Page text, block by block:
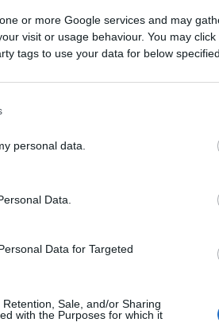
or more Google services and may
visit or usage behaviour. You may
tags to use your data for below
personal data.
Data.
Data for Targeted
Sale, and/or Sharing
with the Purposes for which it
elkészült, bámulatos képi világú film, a
olyan, nagy költségvetésű (19 Mrd forint)
(https://hu.wikipedia.org/wiki/
írtak.
a
A cél tehát az alapvetések
saját levéltári kutatáson, valamint
Newton és Terry Gilliam soha nem kávézott
azApunk_a_punkegyüttes legújabb dala;
címadó mondata, mely jelen